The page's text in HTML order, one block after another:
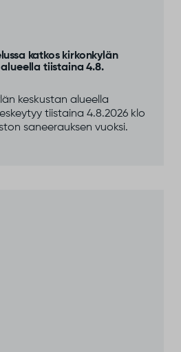
katkos kirkonkylän
alueella tiistaina 4.8.
keskustan alueella
tiistaina 4.8.2026 klo
saneerauksen vuoksi.